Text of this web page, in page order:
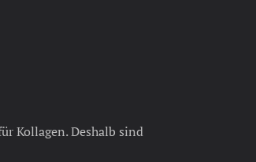
Kollagen. Deshalb sind